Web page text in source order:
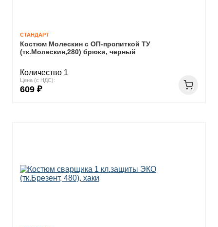
СТАНДАРТ
Костюм Молескин с ОП-пропиткой ТУ
(тк.Молескин,280) брюки, черный
Количество 1
Цена (с НДС):
609 ₽